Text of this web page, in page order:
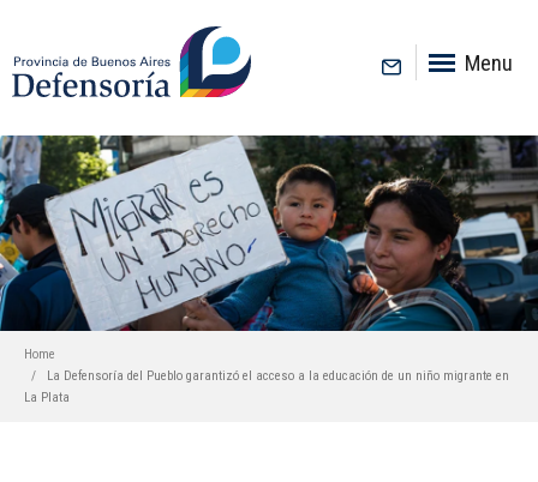
Menu
Home
La Defensoría del Pueblo garantizó el acceso a la educación de un niño migrante en
La Plata